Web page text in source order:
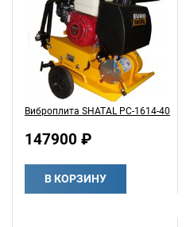
Виброплита SHATAL PC-1614-40
147900 ₽
В КОРЗИНУ